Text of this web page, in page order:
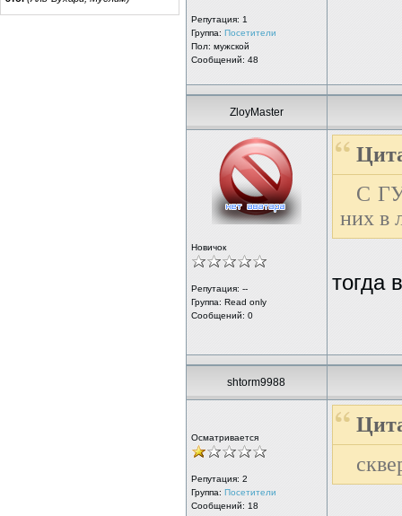
Репутация: 1
Группа: Посетители
Пол: мужской
Сообщений: 48
ZloyMaster
Новичок
Репутация: --
Группа: Read only
Сообщений: 0
С
них в
тогда
shtorm9988
Осматривается
Репутация: 2
Группа: Посетители
Сообщений: 18